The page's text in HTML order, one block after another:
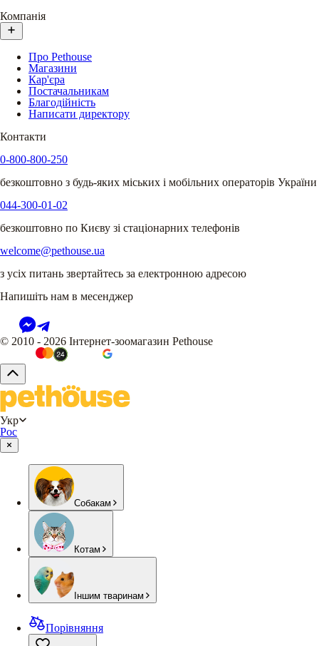
Компанія
Про Pethouse
Магазини
Кар'єра
Постачальникам
Благодійність
Написати директору
Контакти
0-800-800-250
безкоштовно з будь-яких міських і мобільних операторів України
044-300-01-02
безкоштовно по Києву зі стаціонарних телефонів
welcome@pethouse.ua
з усіх питань звертайтесь за електронною адресою
Напишіть нам в месенджер
© 2010 - 2026 Інтернет-зоомагазин Pethouse
Укр
Рос
Собакам
Котам
Іншим тваринам
Порівняння